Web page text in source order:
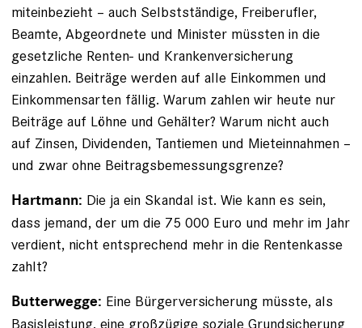
miteinbezieht – auch Selbstständige, Freiberufler,
Beamte, Abgeordnete und Minister müssten in die
gesetzliche Renten- und Krankenversicherung
einzahlen. Beiträge werden auf alle Einkommen und
Einkommensarten fällig. Warum zahlen wir heute nur
Beiträge auf Löhne und Gehälter? Warum nicht auch
auf Zinsen, Dividenden, Tantiemen und Miet­einnahmen –
und zwar ohne Beitragsbemessungsgrenze?
Hartmann: Die ja ein Skandal ist. Wie kann es sein,
dass jemand, der um die 75 000 Euro und mehr im Jahr
verdient, nicht entsprechend mehr in die Rentenkasse
zahlt?
Butterwegge: Eine Bürgerversicherung müsste, als
Basisleistung, eine großzügige soziale Grundsicherung